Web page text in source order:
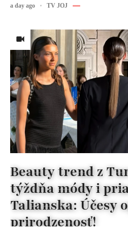
a day ago TV JOJ
Beauty trend z
týždňa módy i
Talianska: Účesy
prirodzenosť!